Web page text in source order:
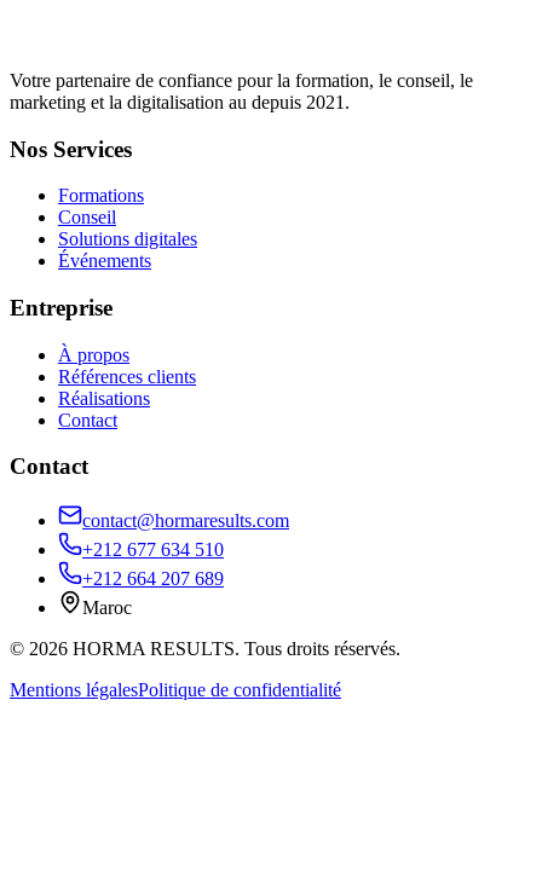
Votre partenaire de confiance pour la formation, le conseil, le
marketing et la digitalisation au depuis 2021 .
Nos Services
Formations
Conseil
Solutions digitales
Événements
Entreprise
À propos
Références clients
Réalisations
Contact
Contact
contact@hormaresults.com
+212 677 634 510
+212 664 207 689
Maroc
© 2026 HORMA RESULTS. Tous droits réservés.
Mentions légalesPolitique de confidentialité